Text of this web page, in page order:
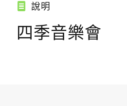
說明
四季音樂會